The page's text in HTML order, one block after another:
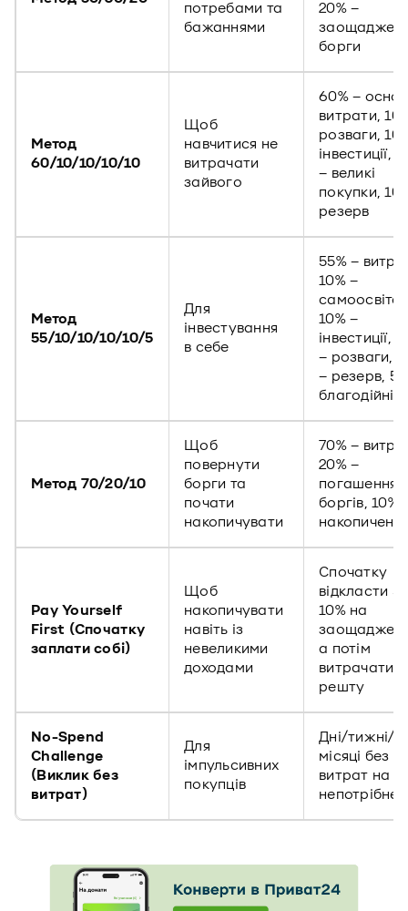
потребами та
бажаннями
20% –
борги
Метод
60/10/10/10/10
Щоб
навчитися не
витрачати
зайвого
60% –
витрати,
розваги,
інвестиції,
– великі
покупки,
резерв
Метод
55/10/10/10/10/5
Для
інвестування
в себе
55% –
10% –
самоосвіта,
10% –
інвестиції,
– розваги,
– резерв,
Метод 70/20/10
Щоб
повернути
борги та
почати
накопичувати
70% –
20% –
погашення
боргів, 10%
Pay Yourself
First (Спочатку
заплати собі)
Щоб
накопичувати
навіть із
невеликими
доходами
Спочатку
відкласти
10% на
а потім
витрачати
решту
No-Spend
Challenge
(Виклик без
витрат)
Для
імпульсивних
покупців
Дні/тижні/
місяці без
витрат на
непотрібне